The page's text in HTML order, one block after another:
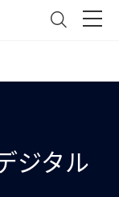
ジタル